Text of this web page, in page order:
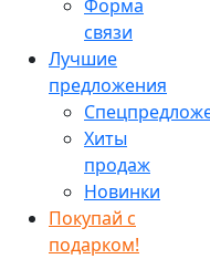
Форма
связи
Лучшие
предложения
Хиты
продаж
Новинки
Покупай с
подарком!